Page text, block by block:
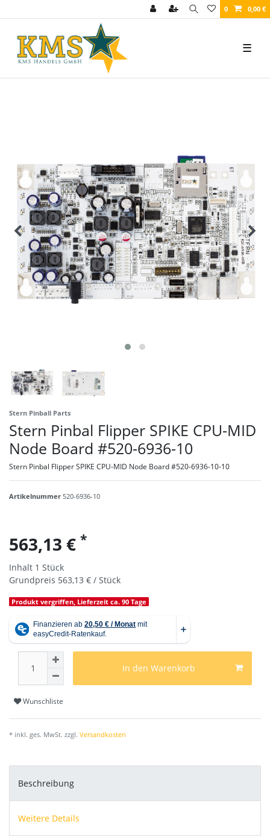
0 0,00 €
☰
Stern Pinball Parts
Stern Pinbal Flipper SPIKE CPU-MID
Node Board #520-6936-10
Stern Pinbal Flipper SPIKE CPU-MID Node Board #520-6936-10-10
Artikelnummer 520-6936-10
563,13 € *
Inhalt 1 Stück
Grundpreis 563,13 € / Stück
Produkt vergriffen, Lieferzeit ca. 90 Tage
In den Warenkorb
Wunschliste
* inkl. ges. MwSt. zzgl. Versandkosten
Beschreibung
Weitere Details